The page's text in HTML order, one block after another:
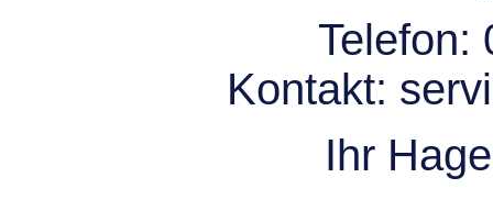
Telefon:
Kontakt:
Ihr